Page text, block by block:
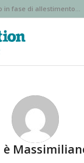
in fase di allestimento...
è